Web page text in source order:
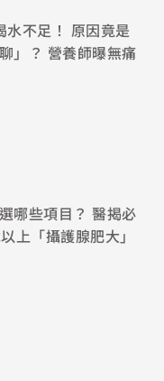
水不足！ 原因竟是
」？ 營養師曝無痛
哪些項目？ 醫揭必
上「攝護腺肥大」